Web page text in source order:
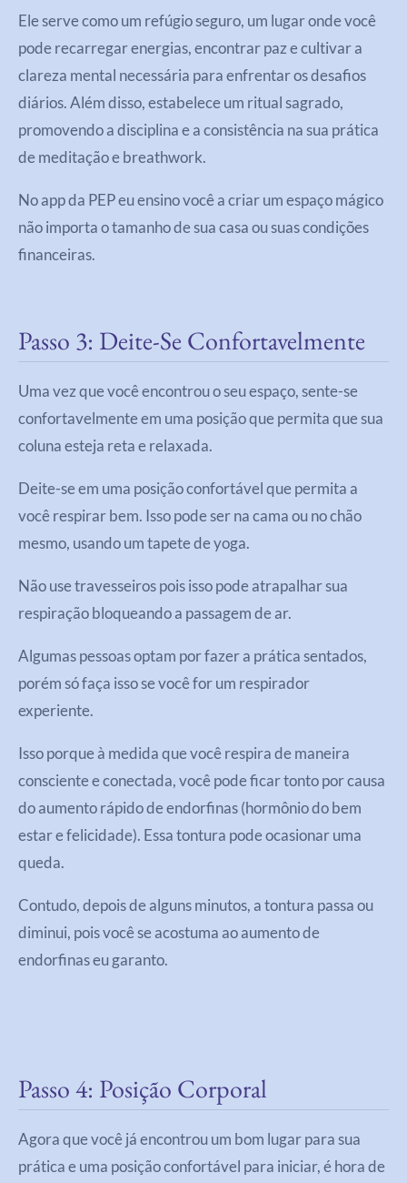
Ele serve como um refúgio seguro, um lugar onde você
pode recarregar energias, encontrar paz e cultivar a
clareza mental necessária para enfrentar os desafios
diários. Além disso, estabelece um ritual sagrado,
promovendo a disciplina e a consistência na sua prática
de meditação e breathwork.
No app da PEP eu ensino você a criar um espaço mágico
não importa o tamanho de sua casa ou suas condições
financeiras.
Passo 3: Deite-Se Confortavelmente
Uma vez que você encontrou o seu espaço, sente-se
confortavelmente em uma posição que permita que sua
coluna esteja reta e relaxada.
Deite-se em uma posição confortável que permita a
você respirar bem. Isso pode ser na cama ou no chão
mesmo, usando um tapete de yoga.
Não use travesseiros pois isso pode atrapalhar sua
respiração bloqueando a passagem de ar.
Algumas pessoas optam por fazer a prática sentados,
porém só faça isso se você for um respirador
experiente.
Isso porque à medida que você respira de maneira
consciente e conectada, você pode ficar tonto por causa
do aumento rápido de endorfinas (hormônio do bem
estar e felicidade). Essa tontura pode ocasionar uma
queda.
Contudo, depois de alguns minutos, a tontura passa ou
diminui, pois você se acostuma ao aumento de
endorfinas eu garanto.
Passo 4: Posição Corporal
Agora que você já encontrou um bom lugar para sua
prática e uma posição confortável para iniciar, é hora de